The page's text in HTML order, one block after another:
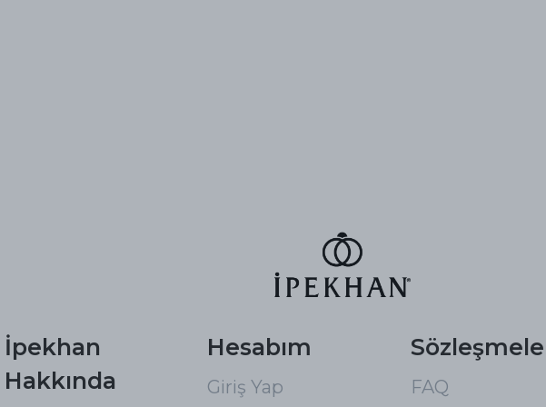
İpekhan
Hakkında
Hesabım
Giriş Yap FAQ